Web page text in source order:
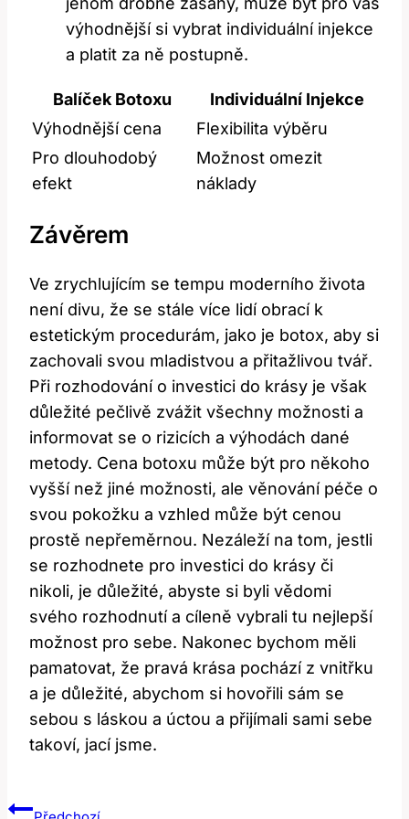
výhodnější si vybrat individuální injekce
a platit za ně postupně.
Balíček Botoxu
Individuální Injekce
Výhodnější cena
Flexibilita výběru
Pro dlouhodobý
efekt
Možnost omezit
náklady
Závěrem
Ve zrychlujícím se tempu moderního života
není divu, že se stále více lidí obrací k
estetickým procedurám, jako je botox, aby si
zachovali svou mladistvou a přitažlivou tvář.
Při rozhodování o investici do krásy je však
důležité pečlivě zvážit všechny možnosti a
informovat se o rizicích a výhodách dané
metody. Cena botoxu může být pro někoho
vyšší než jiné možnosti, ale věnování péče o
svou pokožku a vzhled může být cenou
prostě nepřeměrnou. Nezáleží na tom, jestli
se rozhodnete pro investici do krásy či
nikoli, je důležité, abyste si byli vědomi
svého rozhodnutí a cíleně vybrali tu nejlepší
možnost pro sebe. Nakonec bychom měli
pamatovat, že pravá krása pochází z vnitřku
a je důležité, abychom si hovořili sám se
sebou s láskou a úctou a přijímali sami sebe
takoví, jací jsme.
Navigace